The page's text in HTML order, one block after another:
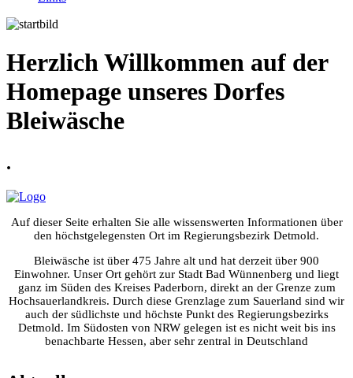
Herzlich Willkommen auf der
Homepage unseres Dorfes
Bleiwäsche
.
Auf dieser Seite erhalten Sie alle wissenswerten Informationen über
den höchstgelegensten Ort im Regierungsbezirk Detmold.
Bleiwäsche ist über 475 Jahre alt und hat derzeit über 900
Einwohner. Unser Ort gehört zur Stadt Bad Wünnenberg und liegt
ganz im Süden des Kreises Paderborn, direkt an der Grenze zum
Hochsauerlandkreis. Durch diese Grenzlage zum Sauerland sind wir
auch der südlichste und höchste Punkt des Regierungsbezirks
Detmold. Im Südosten von NRW gelegen ist es nicht weit bis ins
benachbarte Hessen, aber sehr zentral in Deutschland